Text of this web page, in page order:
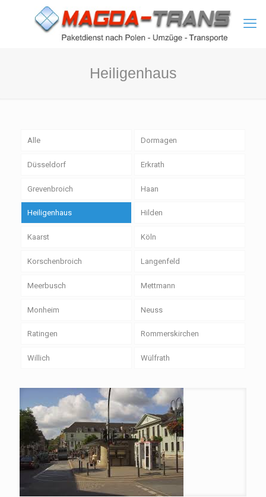
Heiligenhaus
Alle Dormagen
Düsseldorf Erkrath
Grevenbroich Haan
Heiligenhaus Hilden
Kaarst Köln
Korschenbroich Langenfeld
Meerbusch Mettmann
Monheim Neuss
Ratingen Rommerskirchen
Willich Wülfrath